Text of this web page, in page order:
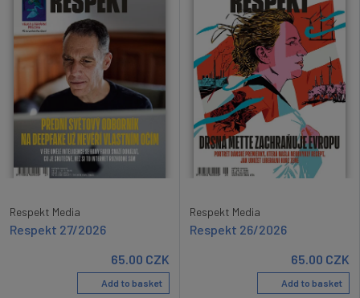
Respekt Media
Respekt 27/2026
65.00 CZK
Add to basket
Respekt Media
Respekt 26/2026
65.00 CZK
Add to basket